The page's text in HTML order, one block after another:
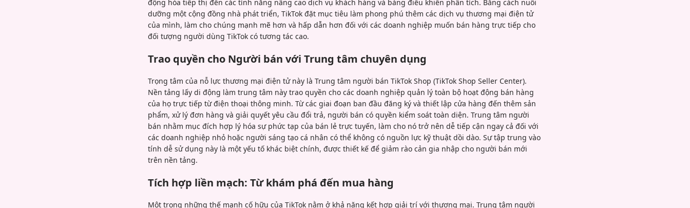
động hóa tiếp thị đến các tính năng nâng cao dịch vụ khách hàng và bảng điều khiển phân tích. Bằng cách nuôi
dưỡng một cộng đồng nhà phát triển, TikTok đặt mục tiêu làm phong phú thêm các dịch vụ thương mại điện tử
của mình, làm cho chúng mạnh mẽ hơn và hấp dẫn hơn đối với các doanh nghiệp muốn bán hàng trực tiếp cho
đối tượng người dùng TikTok có tương tác cao.
Trao quyền cho Người bán với Trung tâm chuyên dụng
Trọng tâm của nỗ lực thương mại điện tử này là Trung tâm người bán TikTok Shop (TikTok Shop Seller Center).
Nền tảng lấy di động làm trung tâm này trao quyền cho các doanh nghiệp quản lý toàn bộ hoạt động bán hàng
của họ trực tiếp từ điện thoại thông minh. Từ các giai đoạn ban đầu đăng ký và thiết lập cửa hàng đến thêm sản
phẩm, xử lý đơn hàng và giải quyết yêu cầu đổi trả, người bán có quyền kiểm soát toàn diện. Trung tâm người
bán nhằm mục đích hợp lý hóa sự phức tạp của bán lẻ trực tuyến, làm cho nó trở nên dễ tiếp cận ngay cả đối với
các doanh nghiệp nhỏ hoặc người sáng tạo cá nhân có thể không có nguồn lực kỹ thuật dồi dào. Sự tập trung vào
tính dễ sử dụng này là một yếu tố khác biệt chính, được thiết kế để giảm rào cản gia nhập cho người bán mới
trên nền tảng.
Tích hợp liền mạch: Từ khám phá đến mua hàng
Một trong những thế mạnh cố hữu của TikTok nằm ở khả năng kết hợp giải trí với thương mại. Trung tâm người